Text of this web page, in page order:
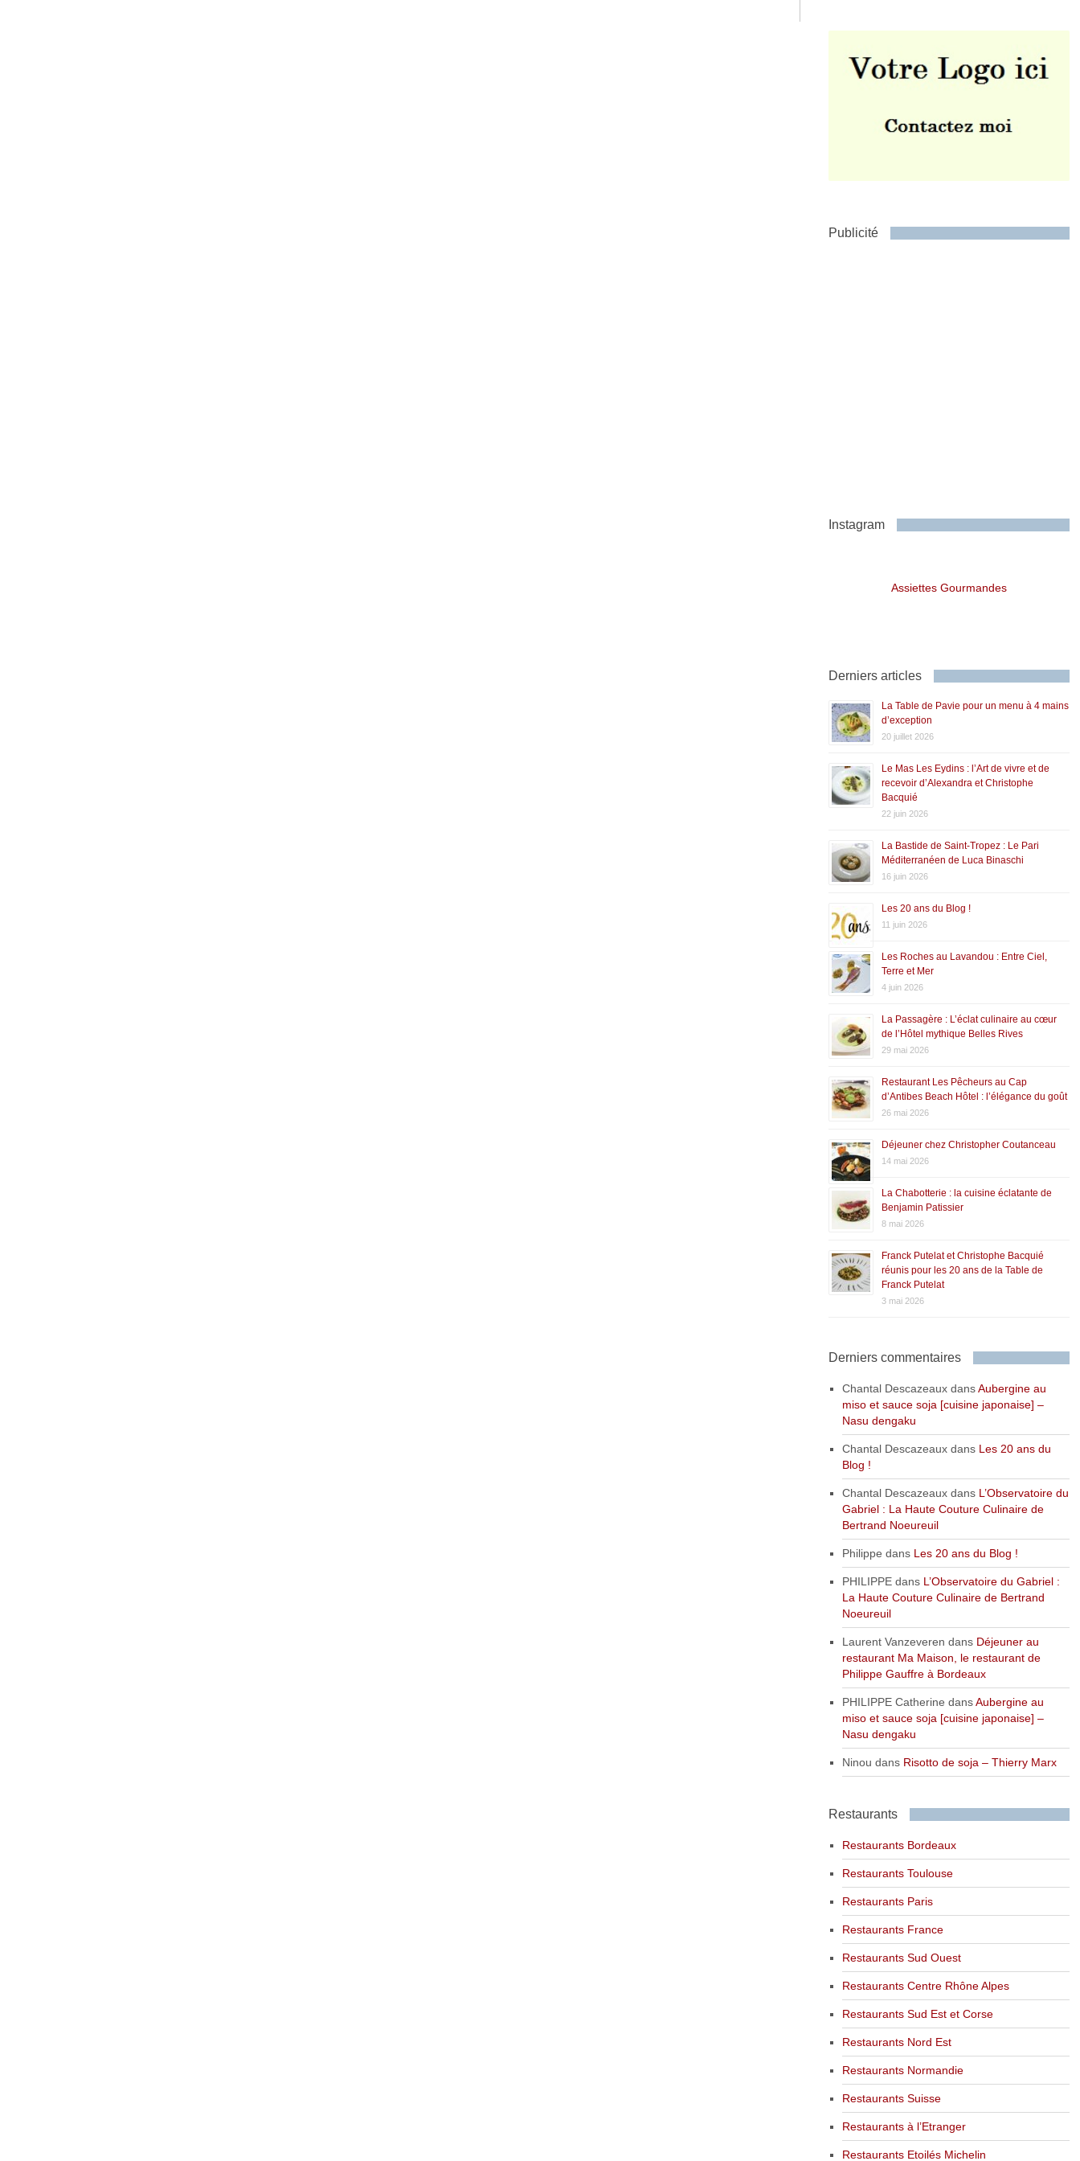
Publicité
Instagram
Assiettes Gourmandes
Derniers articles
La Table de Pavie pour un menu à 4 mains
d’exception
20 juillet 2026
Le Mas Les Eydins : l’Art de vivre et de
recevoir d’Alexandra et Christophe
Bacquié
22 juin 2026
La Bastide de Saint-Tropez : Le Pari
Méditerranéen de Luca Binaschi
16 juin 2026
Les 20 ans du Blog !
11 juin 2026
Les Roches au Lavandou : Entre Ciel,
Terre et Mer
4 juin 2026
La Passagère : L’éclat culinaire au cœur
de l’Hôtel mythique Belles Rives
29 mai 2026
Restaurant Les Pêcheurs au Cap
d’Antibes Beach Hôtel : l’élégance du goût
26 mai 2026
Déjeuner chez Christopher Coutanceau
14 mai 2026
La Chabotterie : la cuisine éclatante de
Benjamin Patissier
8 mai 2026
Franck Putelat et Christophe Bacquié
réunis pour les 20 ans de la Table de
Franck Putelat
3 mai 2026
Derniers commentaires
Chantal DescazeauxdansAubergine au
miso et sauce soja [cuisine japonaise] –
Nasu dengaku
Chantal Descazeauxdans Les 20 ans du
Blog !
Chantal Descazeauxdans L’Observatoire du
Gabriel : La Haute Couture Culinaire de
Bertrand Noeureuil
Philippe dans Les 20 ans du Blog !
PHILIPPEdans L’Observatoire du Gabriel :
La Haute Couture Culinaire de Bertrand
Noeureuil
Laurent Vanzeveren dans Déjeuner au
restaurant Ma Maison, le restaurant de
Philippe Gauffre à Bordeaux
PHILIPPE Catherine dansAubergine au
miso et sauce soja [cuisine japonaise] –
Nasu dengaku
Ninou dans Risotto de soja – Thierry Marx
Restaurants
Restaurants Bordeaux
Restaurants Toulouse
Restaurants Paris
Restaurants France
Restaurants Sud Ouest
Restaurants Centre Rhône Alpes
Restaurants Sud Est et Corse
Restaurants Nord Est
Restaurants Normandie
Restaurants Suisse
Restaurants à l’Etranger
Restaurants Etoilés Michelin